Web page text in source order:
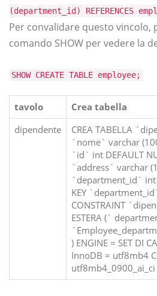
(department_id) REFERENCES
Per convalidare questo vincolo,
comando SHOW per vedere la
SHOW CREATE TABLE employee;
tavolo
Crea tabella
dipendente
CREA TABELLA
`nome` varchar
`id` int DEFAULT
`address` varchar
`department_id` int
KEY
CONSTRAINT
ESTERA (`
) ENGINE = SET DI
InnoDB = utf8mb4
utf8mb4_0900_ai_ci